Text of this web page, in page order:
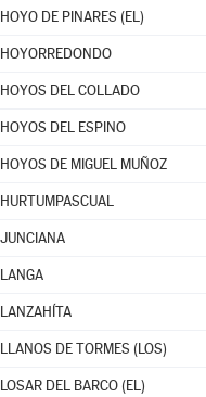
HOYO DE PINARES (EL)
HOYORREDONDO
HOYOS DEL COLLADO
HOYOS DEL ESPINO
HOYOS DE MIGUEL MUÑOZ
HURTUMPASCUAL
JUNCIANA
LANGA
LANZAHÍTA
LLANOS DE TORMES (LOS)
LOSAR DEL BARCO (EL)